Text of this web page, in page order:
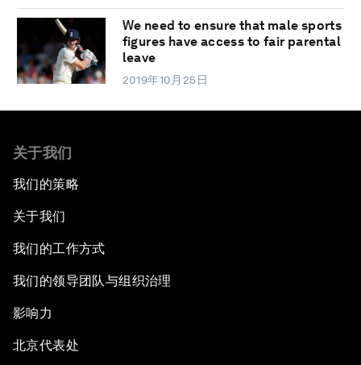
We need to ensure that male sports
figures have access to fair parental
leave
2019年10月25日
关于我们
我们的策略
关于我们
我们的工作方式
我们的领导团队与组织治理
影响力
北京代表处